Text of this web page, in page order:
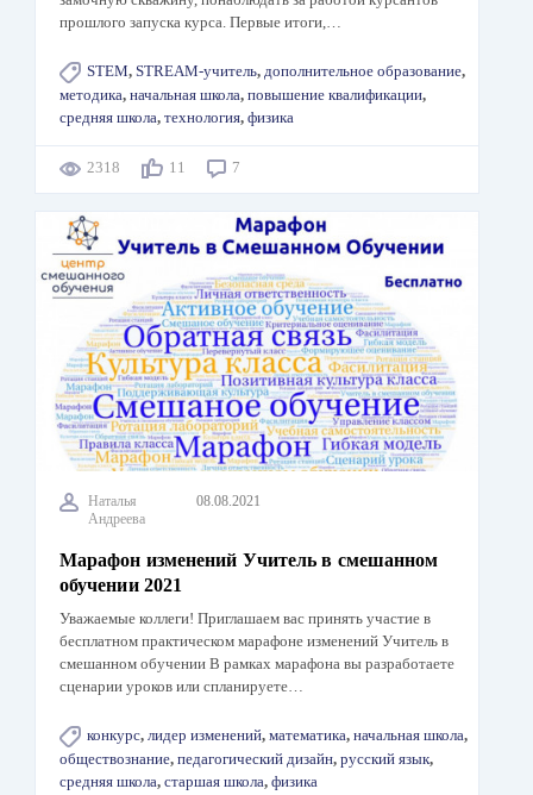
прошлого запуска курса. Первые итоги,…
STEM, STREAM-учитель, дополнительное образование,
методика, начальная школа, повышение квалификации,
средняя школа, технология, физика
2318 11 7
Наталья
Андреева
08.08.2021
Марафон изменений Учитель в смешанном
обучении 2021
Уважаемые коллеги! Приглашаем вас принять участие в
бесплатном практическом марафоне изменений Учитель в
смешанном обучении В рамках марафона вы разработаете
сценарии уроков или спланируете…
конкурс, лидер изменений, математика, начальная школа,
обществознание, педагогический дизайн, русский язык,
средняя школа, старшая школа, физика